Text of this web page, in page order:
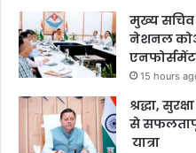
मुख्य सचिव
नेशनल
15 hours
श्रद्धा,
से
यात्रा